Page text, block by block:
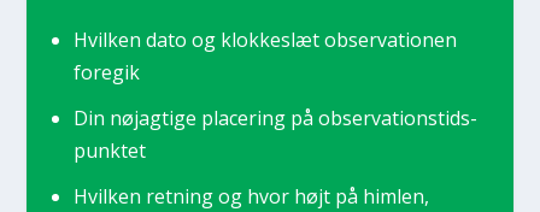
Hvil­ken dato og klok­keslæt obser­va­tio­nen
fore­gik
Din nøj­ag­ti­ge pla­ce­ring på obser­va­tion­s­tids­
punk­tet
Hvil­ken ret­ning og hvor højt på him­len,